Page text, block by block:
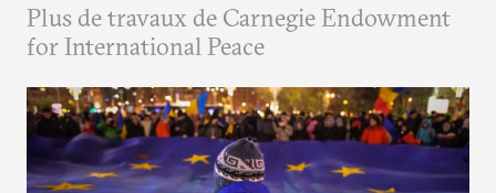
Plus de travaux de Carnegie Endowment
for International Peace